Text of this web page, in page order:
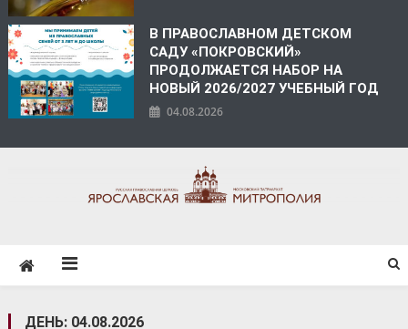
В ПРАВОСЛАВНОМ ДЕТСКОМ
САДУ «ПОКРОВСКИЙ»
ПРОДОЛЖАЕТСЯ НАБОР НА
НОВЫЙ 2026/2027 УЧЕБНЫЙ ГОД
04.08.2026
ДЕНЬ: 04.08.2026